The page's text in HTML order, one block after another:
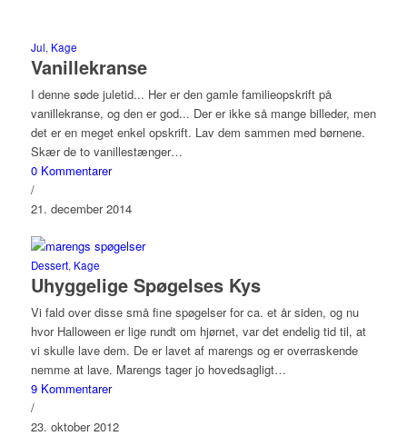
Jul, Kage
Vanillekranse
I denne søde juletid... Her er den gamle familieopskrift på
vanillekranse, og den er god... Der er ikke så mange billeder, men
det er en meget enkel opskrift. Lav dem sammen med børnene.
Skær de to vanillestænger…
0 Kommentarer
/
21. december 2014
Dessert, Kage
Uhyggelige Spøgelses Kys
Vi fald over disse små fine spøgelser for ca. et år siden, og nu
hvor Halloween er lige rundt om hjørnet, var det endelig tid til, at
vi skulle lave dem. De er lavet af marengs og er overraskende
nemme at lave. Marengs tager jo hovedsagligt…
9 Kommentarer
/
23. oktober 2012